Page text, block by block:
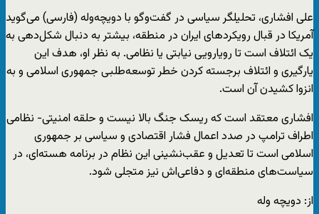
علی افشاری، تحلیلگر سیاسی در گفت‌وگو با دویچه‌وله (فارسی) می‌گوید
آمریکا در قبال رویکردهای ایران در منطقه، بیشتر به دنبال شکل‌دهی به
یک ائتلاف است تا رویارویی نیابتی یا نظامی. به نظر او، هدف این
یارگیری و ائتلاف برجسته کردن خطر توسعه‌طلبی جمهوری اسلامی و به
انزوا کشیدن آن است.
افشاری معتقد است که ریسک جنگ بالا نیست و حلقه امنیتی- نظامی
اطراف ترامپ در صدد اعمال فشار اقتصادی و سیاسی بر جمهوری
اسلامی است تا تعدیل و عقب‌نشینی این نظام در برنامه هسته‌ای، در
سیاست‌های منطقه‌ای و دفاعی‌اش نیز متجلی شود.
از: دویچه وله